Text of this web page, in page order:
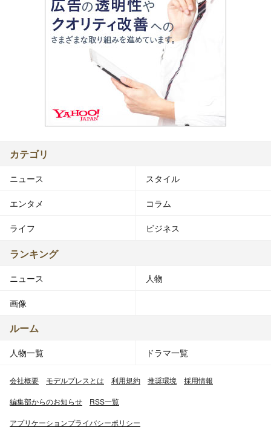
カテゴリ
ニュース スタイル
エンタメ コラム
ライフ ビジネス
ランキング
ニュース 人物
画像
ルーム
人物一覧 ドラマ一覧
会社概要 モデルプレスとは 利用規約 推奨環境 採用情報
編集部からのお知らせ RSS一覧
アプリケーションプライバシーポリシー